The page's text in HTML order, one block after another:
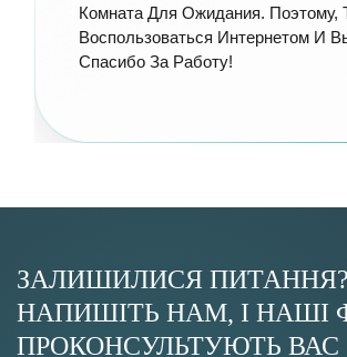
Комната Для Ожидания. Поэтому,
Воспользоваться Интернетом И
Спасибо За Работу!
ЗАЛИШИЛИСЯ ПИТАННЯ?
НАПИШІТЬ НАМ, І НАШІ
ПРОКОНСУЛЬТУЮТЬ ВАС